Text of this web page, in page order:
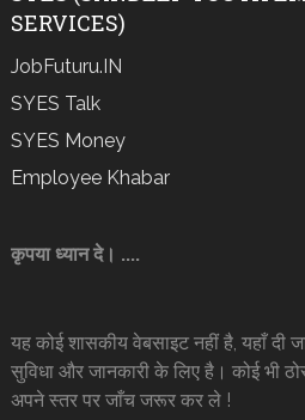
SERVICES)
JobFuturu.IN
SYES Talk
SYES Money
Employee Khabar
कृपया ध्यान दे। ....
यह कोई शासकीय वेबसाइट नहीं है, यहाँ दी
सुविधा और जानकारी के लिए है। कोई भी
अपने स्तर पर जाँच जरूर कर ले !